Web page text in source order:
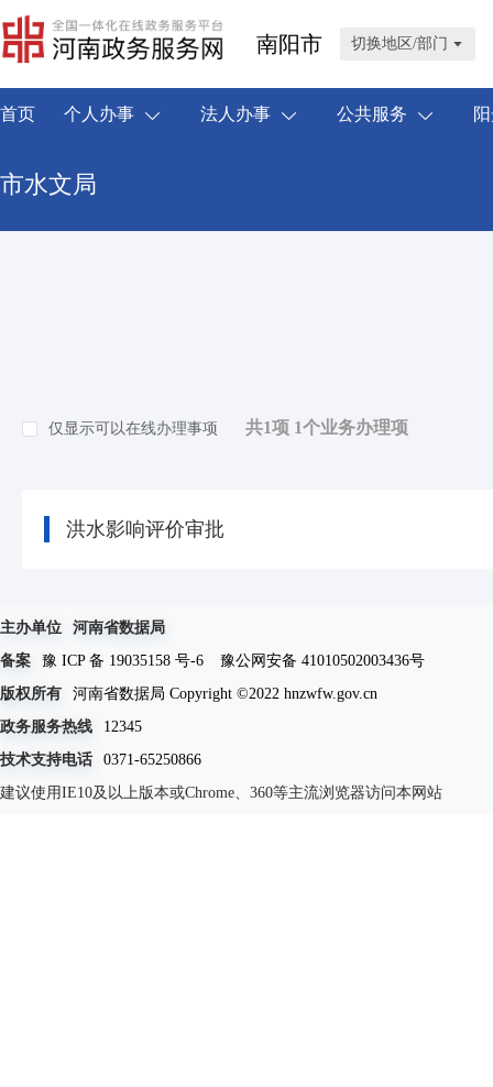
南阳市 切换地区/部门
首页 个人办事 法人办事 公共服务
市水文局
仅显示可以在线办理事项 共1项 1个业务办理项
洪水影响评价审批
主办单位
河南省数据局
备案
豫 ICP 备 19035158 号-6
豫公网安备 41010502003436号
版权所有
河南省数据局 Copyright ©2022 hnzwfw.gov.cn
政务服务热线
12345
技术支持电话
0371-65250866
建议使用IE10及以上版本或Chrome、360等主流浏览器访问本网站